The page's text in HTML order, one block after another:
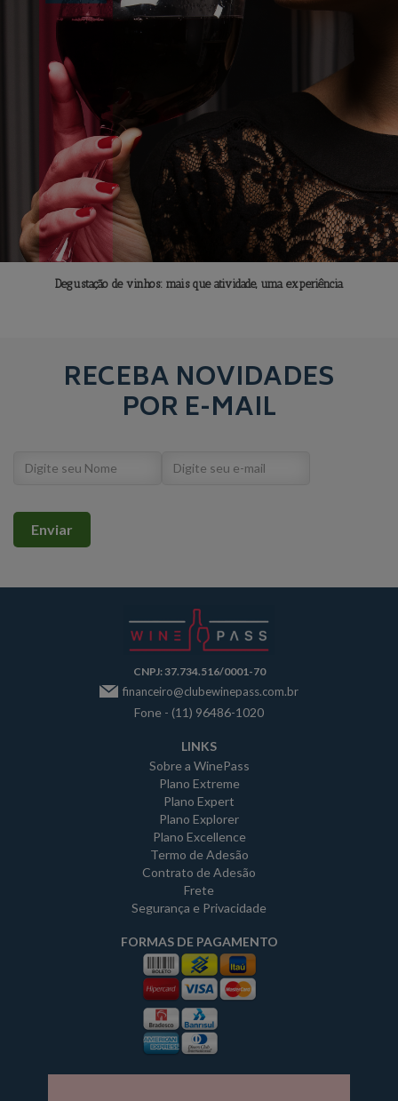
Degustação de vinhos: mais que atividade, uma experiência
RECEBA NOVIDADES
POR E-MAIL
CNPJ: 37.734.516/0001-70
financeiro@clubewinepass.com.br
Fone - (11) 96486-1020
LINKS
Sobre a WinePass
Plano Extreme
Plano Expert
Plano Explorer
Plano Excellence
Termo de Adesão
Contrato de Adesão
Frete
Segurança e Privacidade
FORMAS DE PAGAMENTO